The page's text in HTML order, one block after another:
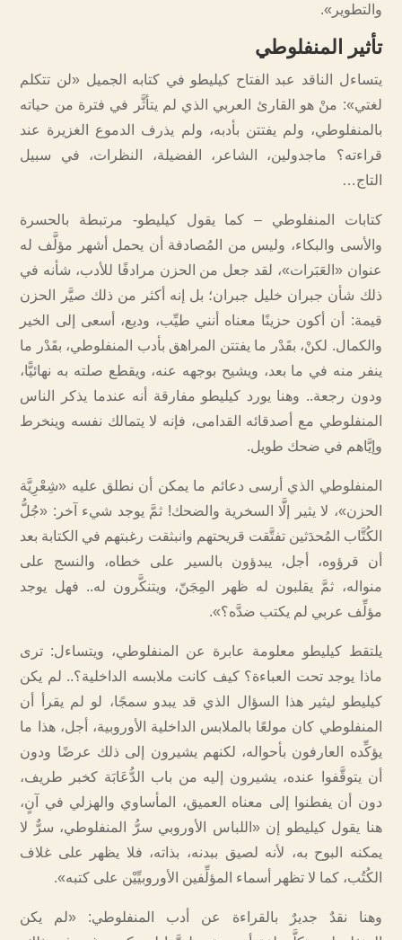
والتطوير».
تأثير المنفلوطي
يتساءل الناقد عبد الفتاح كيليطو في كتابه الجميل «لن تتكلم
لغتي»: منْ هو القارئ العربي الذي لم يتأثَّر في فترة من حياته
بالمنفلوطي، ولم يفتتن بأدبه، ولم يذرف الدموع الغزيرة عند
قراءته؟ ماجدولين، الشاعر، الفضيلة، النظرات، في سبيل
التاج…
كتابات المنفلوطي – كما يقول كيليطو- مرتبطة بالحسرة
والأسى والبكاء، وليس من المُصادفة أن يحمل أشهر مؤلَّف له
عنوان «العَبَرات»، لقد جعل من الحزن مرادفًا للأدب، شأنه في
ذلك شأن جبران خليل جبران؛ بل إنه أكثر من ذلك صيَّر الحزن
قيمة: أن أكون حزينًا معناه أنني طيِّب، وديع، أسعى إلى الخير
والكمال.‫ لكنْ، بقَدْر ما يفتتن المراهق بأدب المنفلوطي، بقَدْر ما
ينفر منه في ما بعد، ويشيح بوجهه عنه، ويقطع صلته به نهائيًّا،
ودون رجعة.. وهنا يورد كيليطو مفارقة أنه عندما يذكر الناس
المنفلوطي مع أصدقائه القدامى، فإنه لا يتمالك نفسه وينخرط
وإيَّاهم في ضحك طويل.
المنفلوطي الذي أرسى دعائم ما يمكن أن نطلق عليه «شِعْرِيَّة
الحزن»، لا يثير إلَّا السخرية والضحك! ثمَّ يوجد شيء آخر: «جُلُّ
الكُتَّاب المُحدَثين تفتَّقت قريحتهم وانبثقت رغبتهم في الكتابة بعد
أن قرؤوه، أجل، يبدؤون بالسير على خطاه، والنسج على
منواله، ثمَّ يقلبون له ظهر المِجَنّ، ويتنكَّرون له.. فهل يوجد
مؤلِّف عربي لم يكتب ضدَّه؟».
يلتقط كيليطو معلومة عابرة عن المنفلوطي، ويتساءل: ترى
ماذا يوجد تحت العباءة؟ كيف كانت ملابسه الداخلية؟.. لم يكن
كيليطو ليثير هذا السؤال الذي قد يبدو سمجًا، لو لم يقرأ أن
المنفلوطي كان مولعًا بالملابس الداخلية الأوروبية، أجل، هذا ما
يؤكِّده العارفون بأحواله، لكنهم يشيرون إلى ذلك عرضًا ودون
أن يتوقَّفوا عنده، يشيرون إليه من باب الدُّعَابَة كخبر طريف،
دون أن يفطنوا إلى معناه العميق، المأساوي والهزلي في آنٍ،
هنا يقول كيليطو إن «اللباس الأوروبي سرُّ المنفلوطي، سرٌّ لا
يمكنه البوح به، لأنه لصيق ببدنه، بذاته، فلا يظهر على غلاف
الكُتُب، كما لا تظهر أسماء المؤلِّفين الأوروبيِّيْن على كتبه».
وهنا نقدٌ جديرٌ بالقراءة عن أدب المنفلوطي: «لم يكن